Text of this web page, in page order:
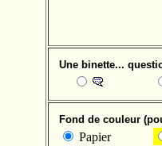
Une binette...
Fond de couleur
Papier